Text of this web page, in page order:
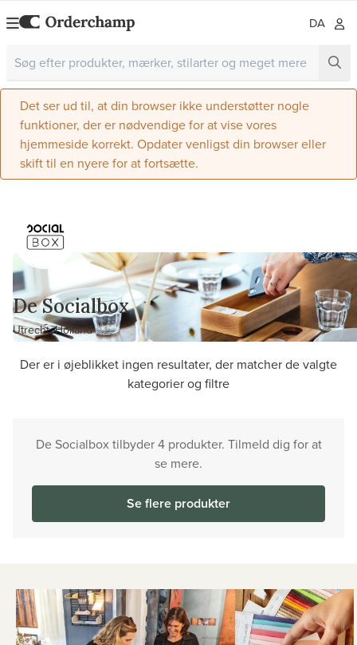
DA
Det ser ud til, at din browser ikke understøtter nogle
funktioner, der er nødvendige for at vise vores
hjemmeside korrekt. Opdater venligst din browser eller
skift til en nyere for at fortsætte.
De Socialbox
Utrecht, Holland
Der er i øjeblikket ingen resultater, der matcher de valgte
kategorier og filtre
De Socialbox tilbyder 4 produkter. Tilmeld dig for at
se mere.
Se flere produkter